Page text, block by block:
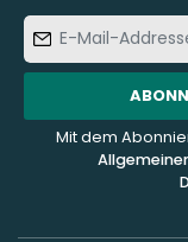
Mit dem